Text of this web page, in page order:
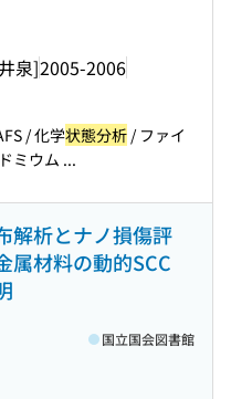
泉]2005-2006
/ 化学状態分析 / ファイ
ミウム ...
解析とナノ損傷評
属材料の動的SCC
国立国会図書館